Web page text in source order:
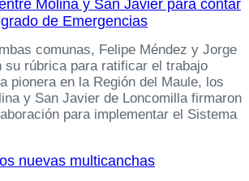
Molina y San Javier para contar
de Emergencias
comunas, Felipe Méndez y Jorge
su rúbrica para ratificar el trabajo
pionera en la Región del Maule, los
y San Javier de Loncomilla firmaron
para implementar el Sistema
nuevas multicanchas